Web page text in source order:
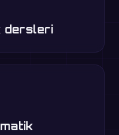
dersleri